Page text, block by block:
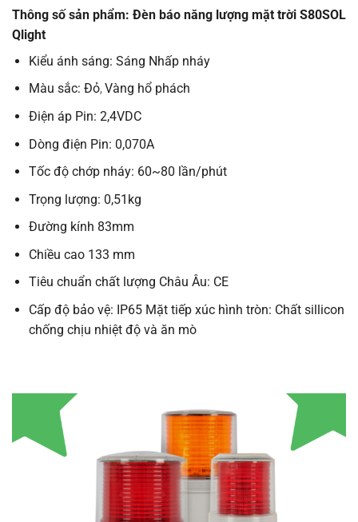
Thông số sản phẩm: Đèn báo năng lượng mặt trời S80SOL
Qlight
Kiểu ánh sáng: Sáng Nhấp nháy
Màu sắc: Đỏ, Vàng hổ phách
Điện áp Pin: 2,4VDC
Dòng điện Pin: 0,070A
Tốc độ chớp nháy: 60~80 lần/phút
Trọng lượng: 0,51kg
Đường kính 83mm
Chiều cao 133 mm
Tiêu chuẩn chất lượng Châu Âu: CE
Cấp độ bảo vệ: IP65 Mặt tiếp xúc hình tròn: Chất sillicon
chống chịu nhiệt độ và ăn mò